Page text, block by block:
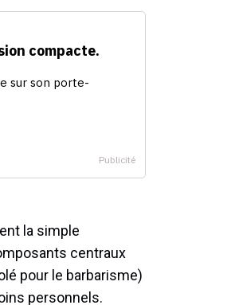
la simple
centraux
pour le barbarisme)
personnels.